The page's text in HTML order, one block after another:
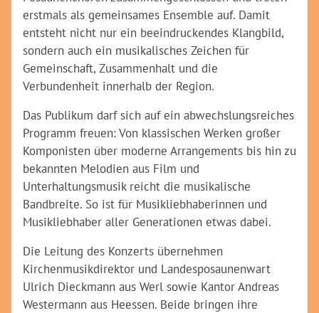
erstmals als gemeinsames Ensemble auf. Damit
entsteht nicht nur ein beeindruckendes Klangbild,
sondern auch ein musikalisches Zeichen für
Gemeinschaft, Zusammenhalt und die
Verbundenheit innerhalb der Region.
Das Publikum darf sich auf ein abwechslungsreiches
Programm freuen: Von klassischen Werken großer
Komponisten über moderne Arrangements bis hin zu
bekannten Melodien aus Film und
Unterhaltungsmusik reicht die musikalische
Bandbreite. So ist für Musikliebhaberinnen und
Musikliebhaber aller Generationen etwas dabei.
Die Leitung des Konzerts übernehmen
Kirchenmusikdirektor und Landesposaunenwart
Ulrich Dieckmann aus Werl sowie Kantor Andreas
Westermann aus Heessen. Beide bringen ihre